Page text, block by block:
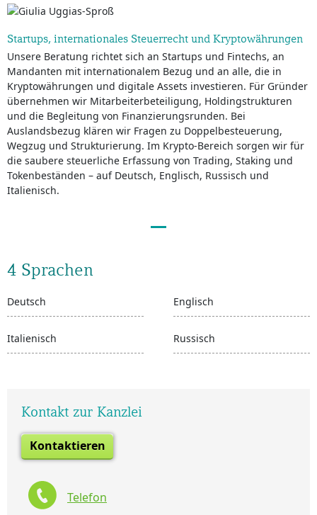
Startups, internationales Steuerrecht und Kryptowährungen
Unsere Beratung richtet sich an Startups und Fintechs, an
Mandanten mit internationalem Bezug und an alle, die in
Kryptowährungen und digitale Assets investieren. Für Gründer
übernehmen wir Mitarbeiterbeteiligung, Holdingstrukturen
und die Begleitung von Finanzierungsrunden. Bei
Auslandsbezug klären wir Fragen zu Doppelbesteuerung,
Wegzug und Strukturierung. Im Krypto-Bereich sorgen wir für
die saubere steuerliche Erfassung von Trading, Staking und
Tokenbeständen – auf Deutsch, Englisch, Russisch und
Italienisch.
4 Sprachen
Deutsch Englisch
Italienisch Russisch
Kontakt zur Kanzlei
Kontaktieren
Telefon